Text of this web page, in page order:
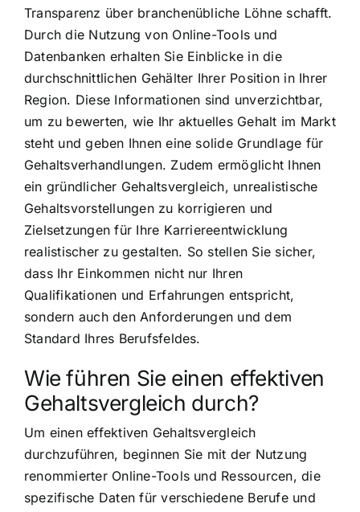
Transparenz über branchenübliche Löhne schafft.
Durch die Nutzung von Online-Tools und
Datenbanken erhalten Sie Einblicke in die
durchschnittlichen Gehälter Ihrer Position in Ihrer
Region. Diese Informationen sind unverzichtbar,
um zu bewerten, wie Ihr aktuelles Gehalt im Markt
steht und geben Ihnen eine solide Grundlage für
Gehaltsverhandlungen. Zudem ermöglicht Ihnen
ein gründlicher Gehaltsvergleich, unrealistische
Gehaltsvorstellungen zu korrigieren und
Zielsetzungen für Ihre Karriereentwicklung
realistischer zu gestalten. So stellen Sie sicher,
dass Ihr Einkommen nicht nur Ihren
Qualifikationen und Erfahrungen entspricht,
sondern auch den Anforderungen und dem
Standard Ihres Berufsfeldes.
Wie führen Sie einen effektiven
Gehaltsvergleich durch?
Um einen effektiven Gehaltsvergleich
durchzuführen, beginnen Sie mit der Nutzung
renommierter Online-Tools und Ressourcen, die
spezifische Daten für verschiedene Berufe und